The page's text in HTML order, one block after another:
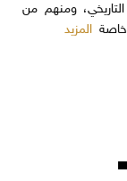
ومنهم من
خاصةالمزيد